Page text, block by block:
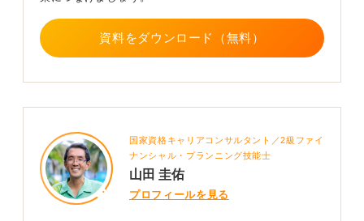
ていない学生だと判断される可能性があります。
「〇〇の事業に関心があるのですが、今後どのような点
に力を入れるご予定でしょうか」と、事前に調べてきた
0
資料をダウンロード（無料）
国家資格キャリアコンサルタント／2級ファイ
ナンシャル・プランニング技能士
山田 圭佑
プロフィールを見る